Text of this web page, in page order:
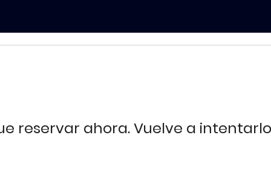
reservar ahora. Vuelve a